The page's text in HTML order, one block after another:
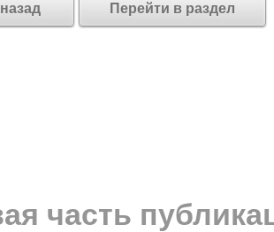
Перейти в раздел
часть